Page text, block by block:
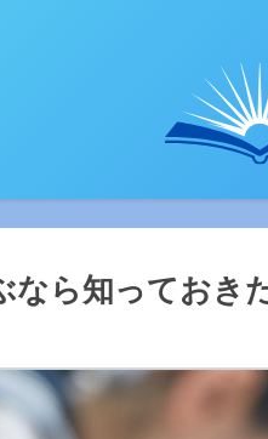
なら知っておき